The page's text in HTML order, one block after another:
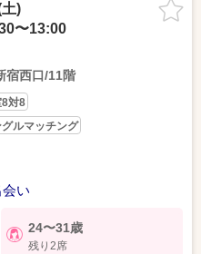
)
〜13:00
宿西口/11階
対8
グルマッチング
い
24〜31歳
残り2席